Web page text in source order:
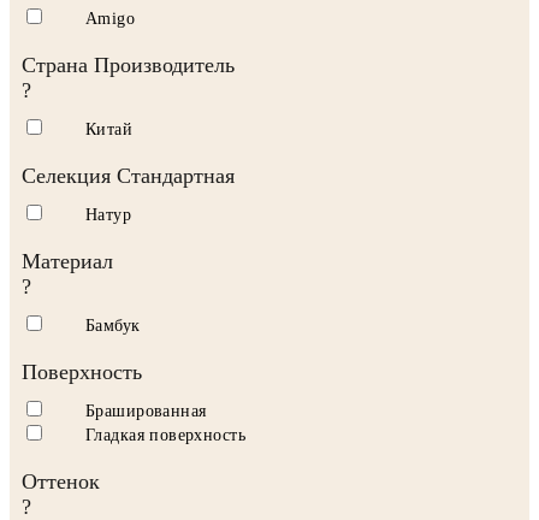
Amigo
Страна Производитель
?
Китай
Селекция Стандартная
Натур
Материал
?
Бамбук
Поверхность
Брашированная
Гладкая поверхность
Оттенок
?